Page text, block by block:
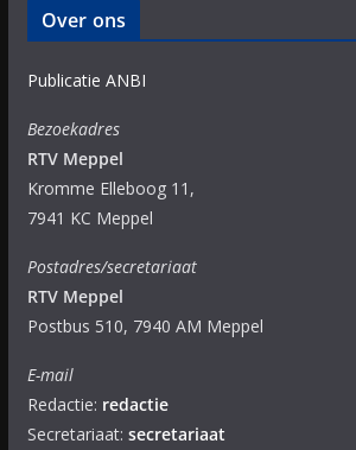
Over ons
Publicatie ANBI
Bezoekadres
RTV Meppel
Kromme Elleboog 11,
7941 KC Meppel
Postadres/secretariaat
RTV Meppel
Postbus 510, 7940 AM Meppel
E-mail
Redactie: redactie
Secretariaat: secretariaat